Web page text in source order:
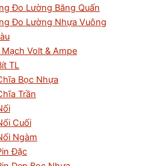
Đo Lường Băng Quấn
Đo Lường Nhựa Vuông
Volt & Ampe
TL
Bọc Nhựa
Trần
Cuối
Ngàm
Đặc